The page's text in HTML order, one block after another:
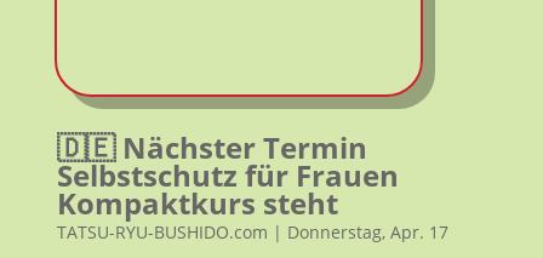
🇩🇪 Nächster Termin
Selbstschutz für Frauen
Kompaktkurs steht
TATSU-RYU-BUSHIDO.com | Donnerstag, Apr. 17